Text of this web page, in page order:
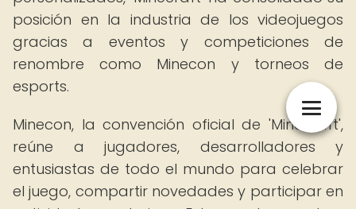
posición en la industria de los videojuegos
gracias a eventos y competiciones de
renombre como Minecon y torneos de
esports.
Minecon, la convención oficial de 'Minecraft',
reúne a jugadores, desarrolladores y
entusiastas de todo el mundo para celebrar
el juego, compartir novedades y participar en